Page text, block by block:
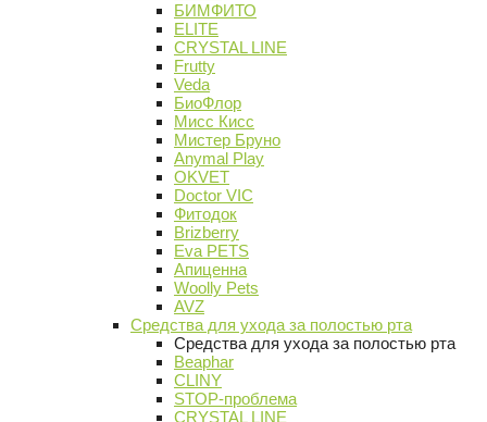
БИМФИТО
ELITE
CRYSTAL LINE
Frutty
Veda
БиоФлор
Мисс Кисс
Мистер Бруно
Anymal Play
OKVET
Doctor VIC
Фитодок
Brizberry
Eva PETS
Апиценна
Woolly Pets
AVZ
Средства для ухода за полостью рта
Средства для ухода за полостью рта
Beaphar
CLINY
STOP-проблема
CRYSTAL LINE